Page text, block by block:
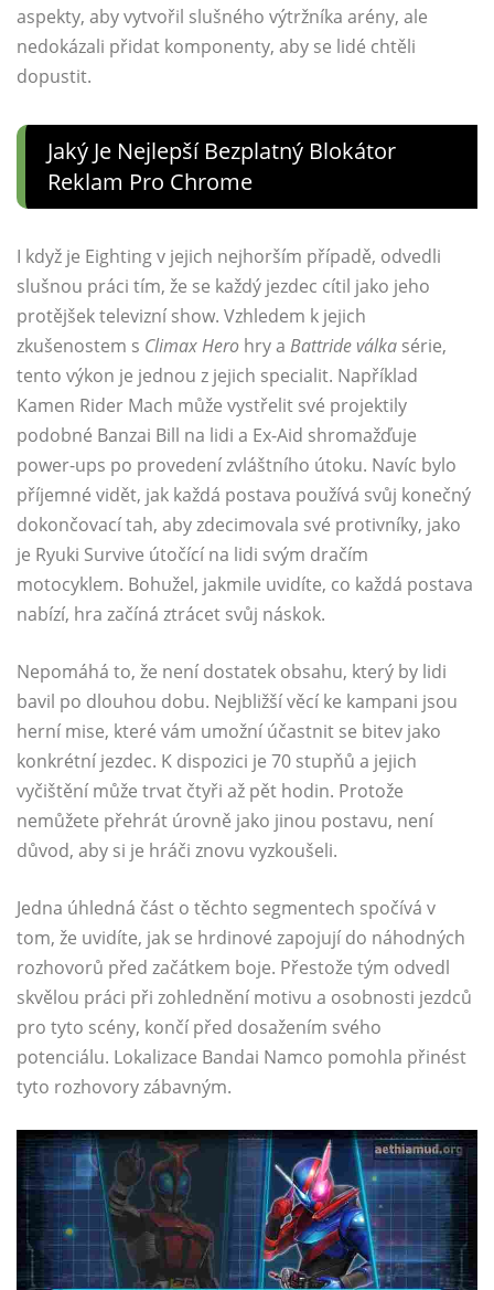
aspekty, aby vytvořil slušného výtržníka arény, ale
nedokázali přidat komponenty, aby se lidé chtěli
dopustit.
Jaký Je Nejlepší Bezplatný Blokátor
Reklam Pro Chrome
I když je Eighting v jejich nejhorším případě, odvedli
slušnou práci tím, že se každý jezdec cítil jako jeho
protějšek televizní show. Vzhledem k jejich
zkušenostem s Climax Hero hry a Battride válka série,
tento výkon je jednou z jejich specialit. Například
Kamen Rider Mach může vystřelit své projektily
podobné Banzai Bill na lidi a Ex-Aid shromažďuje
power-ups po provedení zvláštního útoku. Navíc bylo
příjemné vidět, jak každá postava používá svůj konečný
dokončovací tah, aby zdecimovala své protivníky, jako
je Ryuki Survive útočící na lidi svým dračím
motocyklem. Bohužel, jakmile uvidíte, co každá postava
nabízí, hra začíná ztrácet svůj náskok.
Nepomáhá to, že není dostatek obsahu, který by lidi
bavil po dlouhou dobu. Nejbližší věcí ke kampani jsou
herní mise, které vám umožní účastnit se bitev jako
konkrétní jezdec. K dispozici je 70 stupňů a jejich
vyčištění může trvat čtyři až pět hodin. Protože
nemůžete přehrát úrovně jako jinou postavu, není
důvod, aby si je hráči znovu vyzkoušeli.
Jedna úhledná část o těchto segmentech spočívá v
tom, že uvidíte, jak se hrdinové zapojují do náhodných
rozhovorů před začátkem boje. Přestože tým odvedl
skvělou práci při zohlednění motivu a osobnosti jezdců
pro tyto scény, končí před dosažením svého
potenciálu. Lokalizace Bandai Namco pomohla přinést
tyto rozhovory zábavným.